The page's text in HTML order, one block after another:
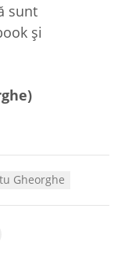
sunt
și
Gheorghe